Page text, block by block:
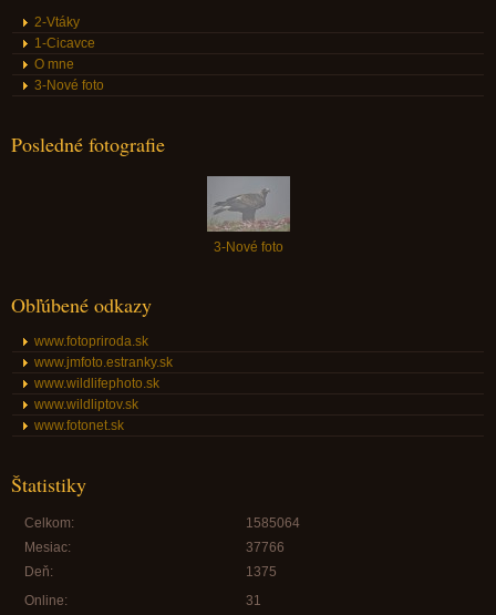
2-Vtáky
1-Cicavce
O mne
3-Nové foto
Posledné fotografie
3-Nové foto
Obľúbené odkazy
www.fotopriroda.sk
www.jmfoto.estranky.sk
www.wildlifephoto.sk
www.wildliptov.sk
www.fotonet.sk
Štatistiky
Online: 31
Celkom:
1585064
Mesiac:
37766
Deň:
1375